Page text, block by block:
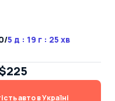
/5 д : 19 г : 25 хв
авто в Україні